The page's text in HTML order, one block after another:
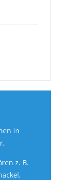
in
z. B.